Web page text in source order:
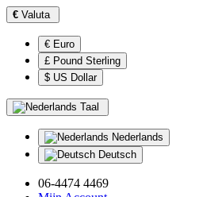
€ Valuta
€ Euro
£ Pound Sterling
$ US Dollar
Taal
Nederlands
Deutsch
06-4474 4469